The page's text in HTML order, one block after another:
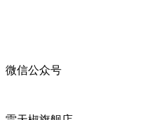
微信公众号